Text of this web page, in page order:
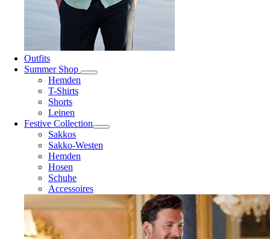
Outfits
Summer Shop
Hemden
T-Shirts
Shorts
Leinen
Festive Collection
Sakkos
Sakko-Westen
Hemden
Hosen
Schuhe
Accessoires